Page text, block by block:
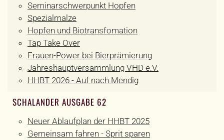
Seminarschwerpunkt Hopfen
Spezialmalze
Hopfen und Biotransfomation
Tap Take Over
Frauen-Power bei Bierprämierung
Jahreshauptversammlung VHD e.V.
HHBT 2026 - Auf nach Mendig
SCHALANDER AUSGABE 62
Neuer Ablaufplan der HHBT 2025
Gemeinsam fahren - Sprit sparen